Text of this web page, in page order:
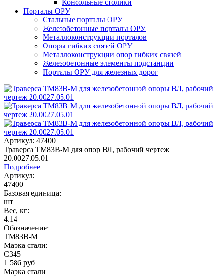
Консольные столики
Порталы ОРУ
Стальные порталы ОРУ
Железобетонные порталы ОРУ
Металлоконструкции порталов
Опоры гибких связей ОРУ
Металлоконструкции опор гибких связей
Железобетонные элементы подстанций
Порталы ОРУ для железных дорог
Артикул: 47400
Траверса ТМ83В-М для опор ВЛ, рабочий чертеж
20.0027.05.01
Подробнее
Артикул:
47400
Базовая единица:
шт
Вес, кг:
4.14
Обозначение:
ТМ83В-М
Марка стали:
С345
1 586 руб
Марка стали